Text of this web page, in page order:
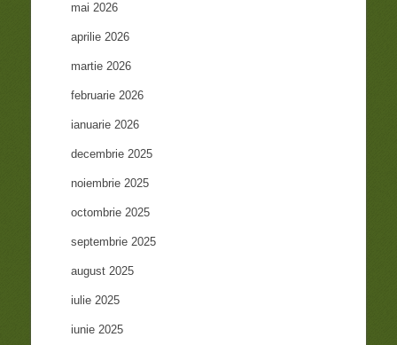
mai 2026
aprilie 2026
martie 2026
februarie 2026
ianuarie 2026
decembrie 2025
noiembrie 2025
octombrie 2025
septembrie 2025
august 2025
iulie 2025
iunie 2025